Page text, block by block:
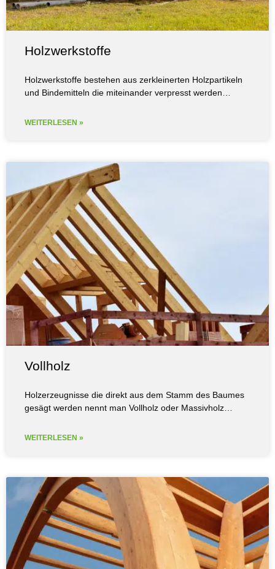
Holzwerkstoffe
Holzwerkstoffe bestehen aus zerkleinerten Holzpartikeln
und Bindemitteln die miteinander verpresst werden…
WEITERLESEN »
Vollholz
Holzerzeugnisse die direkt aus dem Stamm des Baumes
gesägt werden nennt man Vollholz oder Massivholz…
WEITERLESEN »